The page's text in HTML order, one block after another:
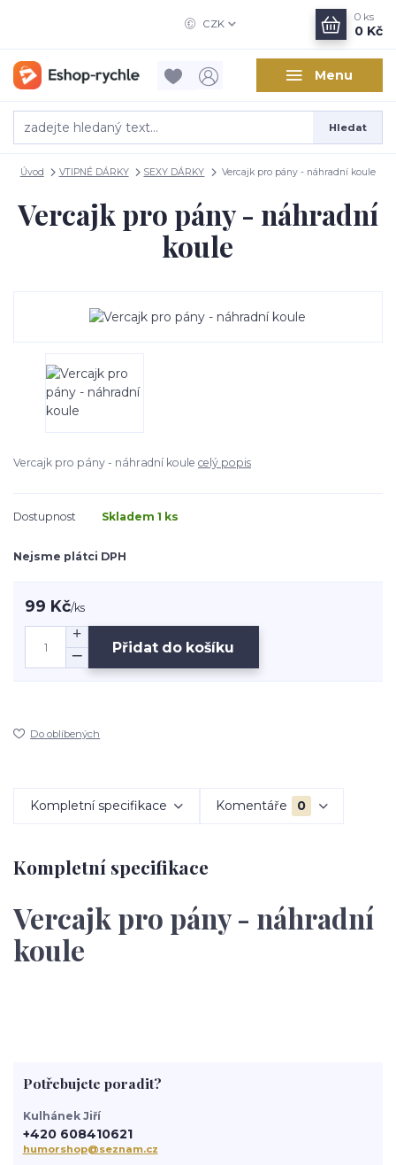
Menu
CZK
Hledat
0 ks
0 Kč
Úvod VTIPNÉ DÁRKY SEXY DÁRKY Vercajk pro pány - náhradní koule
Vercajk pro pány - náhradní
koule
Vercajk pro pány - náhradní koule celý popis
Dostupnost Skladem 1 ks
Nejsme plátci DPH
99 Kč/ks
Přidat do košíku
Do oblíbených
Kompletní specifikace Komentáře 0
Kompletní specifikace
Vercajk pro pány - náhradní
koule
Potřebujete poradit?
Kulhánek Jiří
+420 608410621
humorshop@seznam.cz